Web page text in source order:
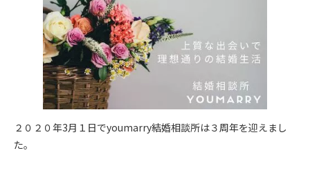
２０２０年3月１日でyoumarry結婚相談所は３周年を迎えまし
た。